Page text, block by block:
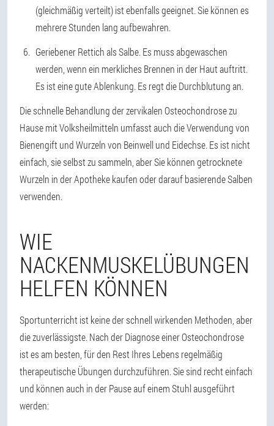
(gleichmäßig verteilt) ist ebenfalls geeignet. Sie können es
mehrere Stunden lang aufbewahren.
Geriebener Rettich als Salbe. Es muss abgewaschen
werden, wenn ein merkliches Brennen in der Haut auftritt.
Es ist eine gute Ablenkung. Es regt die Durchblutung an.
Die schnelle Behandlung der zervikalen Osteochondrose zu
Hause mit Volksheilmitteln umfasst auch die Verwendung von
Bienengift und Wurzeln von Beinwell und Eidechse. Es ist nicht
einfach, sie selbst zu sammeln, aber Sie können getrocknete
Wurzeln in der Apotheke kaufen oder darauf basierende Salben
verwenden.
WIE
NACKENMUSKELÜBUNGEN
HELFEN KÖNNEN
Sportunterricht ist keine der schnell wirkenden Methoden, aber
die zuverlässigste. Nach der Diagnose einer Osteochondrose
ist es am besten, für den Rest Ihres Lebens regelmäßig
therapeutische Übungen durchzuführen. Sie sind recht einfach
und können auch in der Pause auf einem Stuhl ausgeführt
werden: